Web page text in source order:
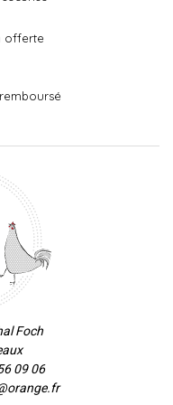
offerte
Foch
09 06